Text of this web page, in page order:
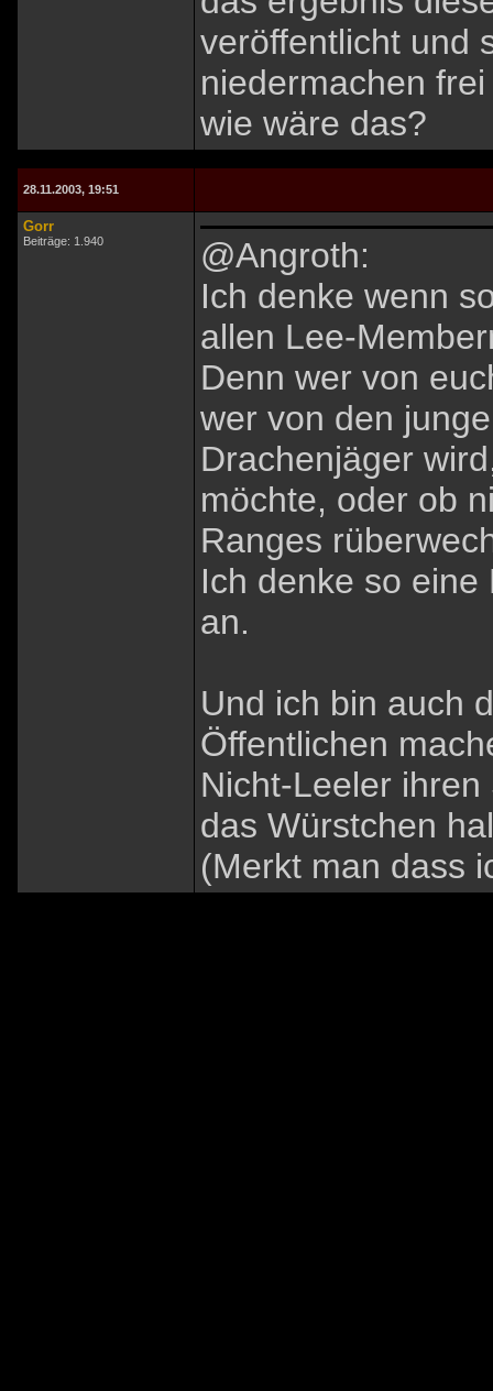
veröffentlicht und
niedermachen
wie wäre das?
28.11.2003, 19:51
Gorr
Beiträge: 1.940
@Angroth:
Ich denke wenn
allen Lee-
Denn wer von
wer von den
Drachenjäger
möchte, oder ob
Ranges
Ich denke so
an.
Und ich bin auch
Öffentlichen
Nicht-Leeler
das Würstchen
(Merkt man dass